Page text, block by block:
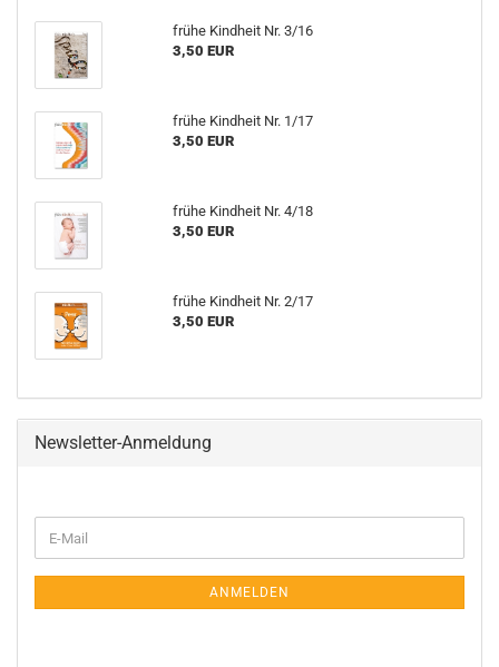
frühe Kindheit Nr. 3/16
3,50 EUR
frühe Kindheit Nr. 1/17
3,50 EUR
frühe Kindheit Nr. 4/18
3,50 EUR
frühe Kindheit Nr. 2/17
3,50 EUR
Newsletter-Anmeldung
ZUR
E-
Mail
ANMELDEN